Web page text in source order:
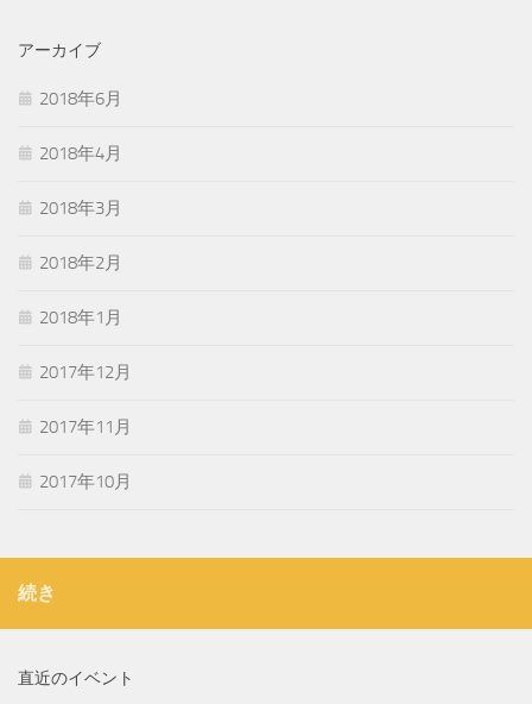
アーカイブ
2018年6月
2018年4月
2018年3月
2018年2月
2018年1月
2017年12月
2017年11月
2017年10月
続き
直近のイベント